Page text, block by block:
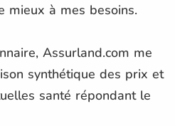
mieux à mes besoins.
Assurland.com me
synthétique des prix et
santé répondant le